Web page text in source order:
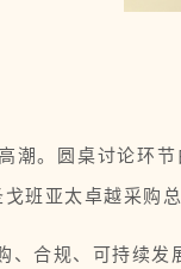
潮。圆桌讨论环
亚太卓越采购总
、合规、可持续发